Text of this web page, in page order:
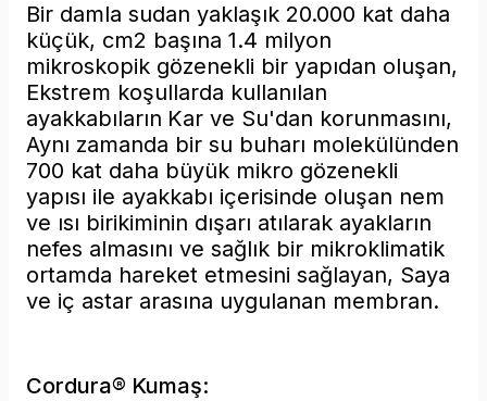
Bir damla sudan yaklaşık 20.000 kat daha
küçük, cm2 başına 1.4 milyon
mikroskopik gözenekli bir yapıdan oluşan,
Ekstrem koşullarda kullanılan
ayakkabıların Kar ve Su'dan korunmasını,
Aynı zamanda bir su buharı molekülünden
700 kat daha büyük mikro gözenekli
yapısı ile ayakkabı içerisinde oluşan nem
ve ısı birikiminin dışarı atılarak ayakların
nefes almasını ve sağlık bir mikroklimatik
ortamda hareket etmesini sağlayan, Saya
ve iç astar arasına uygulanan membran.
Cordura® Kumaş: